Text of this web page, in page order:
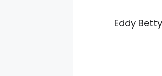
Eddy